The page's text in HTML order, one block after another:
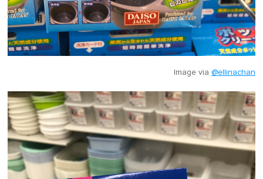
Image via @ellinachan